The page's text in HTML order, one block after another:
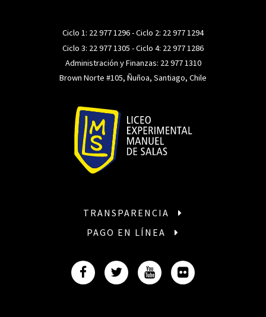
Ciclo 1: 22 977 1296- Ciclo 2: 22 977 1294
Ciclo 3: 22 977 1305 - Ciclo 4: 22 977 1286
Administración y Finanzas: 22 977 1310
Brown Norte #105, Ñuñoa, Santiago, Chile
TRANSPARENCIA
PAGO EN LÍNEA